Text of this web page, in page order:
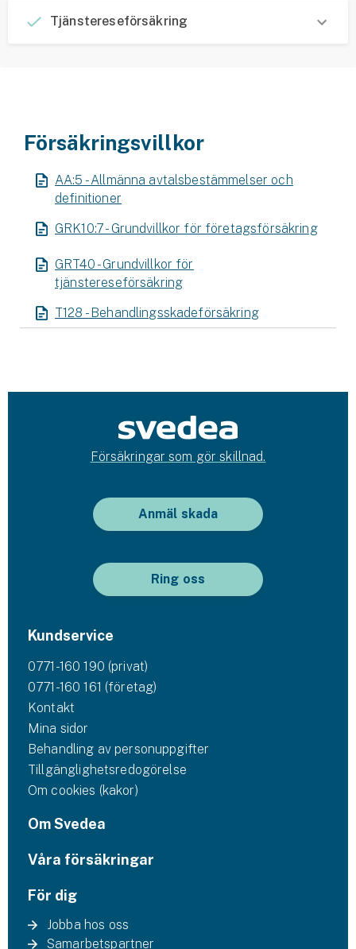
Kommunolycksfall
Försäkring via förmedlare
Se alla försäkringar
Tjänstereseförsäkring
Försäkringsvillkor
AA:5 - Allmänna avtalsbestämmelser och
definitioner
GRK10:7 - Grundvillkor för företagsförsäkring
GRT40 - Grundvillkor för
tjänstereseförsäkring
T128 - Behandlingsskadeförsäkring
Försäkringar som gör skillnad.
Anmäl skada
Ring oss
Kundservice
0771-160 190 (privat)
0771-160 161 (företag)
Kontakt
Mina sidor
Behandling av personuppgifter
Tillgänglighetsredogörelse
Om cookies (kakor)
Om Svedea
Våra försäkringar
För dig
Jobba hos oss
Samarbetspartner